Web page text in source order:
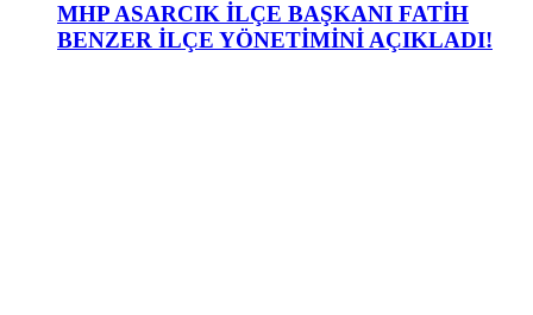
MHP ASARCIK İLÇE BAŞKANI FATİH
BENZER İLÇE YÖNETİMİNİ AÇIKLADI!